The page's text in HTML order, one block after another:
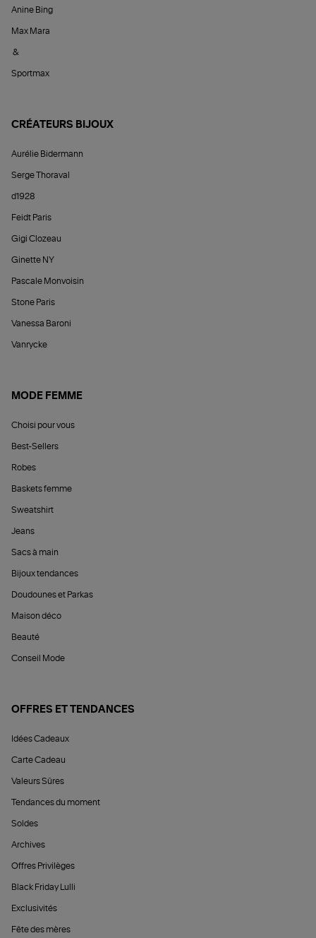
Anine Bing
Max Mara
&
Sportmax
CRÉATEURS BIJOUX
Aurélie Bidermann
Serge Thoraval
d1928
Feidt Paris
Gigi Clozeau
Ginette NY
Pascale Monvoisin
Stone Paris
Vanessa Baroni
Vanrycke
MODE FEMME
Choisi pour vous
Best-Sellers
Robes
Baskets femme
Sweatshirt
Jeans
Sacs à main
Bijoux tendances
Doudounes et Parkas
Maison déco
Beauté
Conseil Mode
OFFRES ET TENDANCES
Idées Cadeaux
Carte Cadeau
Valeurs Sûres
Tendances du moment
Soldes
Archives
Offres Privilèges
Black Friday Lulli
Exclusivités
Fête des mères